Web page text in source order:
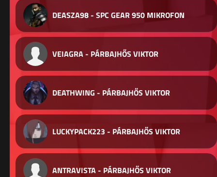
DEASZA98 - SPC GEAR 950 MIKROFON
VEIAGRA - PÁRBAJHŐS VIKTOR
DEATHWING - PÁRBAJHŐS VIKTOR
LUCKYPACK223 - PÁRBAJHŐS VIKTOR
ANTRAVISTA - PÁRBAJHŐS VIKTOR